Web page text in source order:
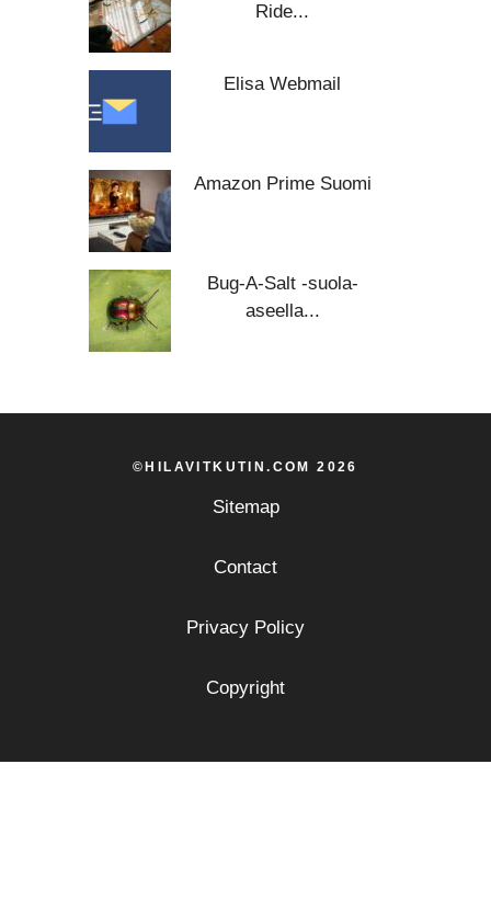
Ride...
Elisa Webmail
Amazon Prime Suomi
Bug-A-Salt -suola-
aseella...
©HILAVITKUTIN.COM 2026
Sitemap
Contact
Privacy Policy
Copyright